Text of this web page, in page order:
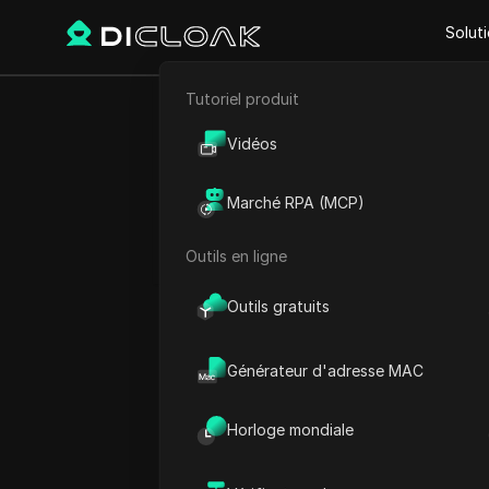
E-commerce
Tutoriel produit
Vidéos
Marché RPA (MCP)
Outils en ligne
Outils gratuits
Générateur d'adresse MAC
Horloge mondiale
Retour
sans
En 2025, de nombreux
raison de restrictions de
frustrant. C’est là